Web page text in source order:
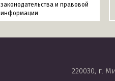
законодательства и правовой
информации
220030, г.